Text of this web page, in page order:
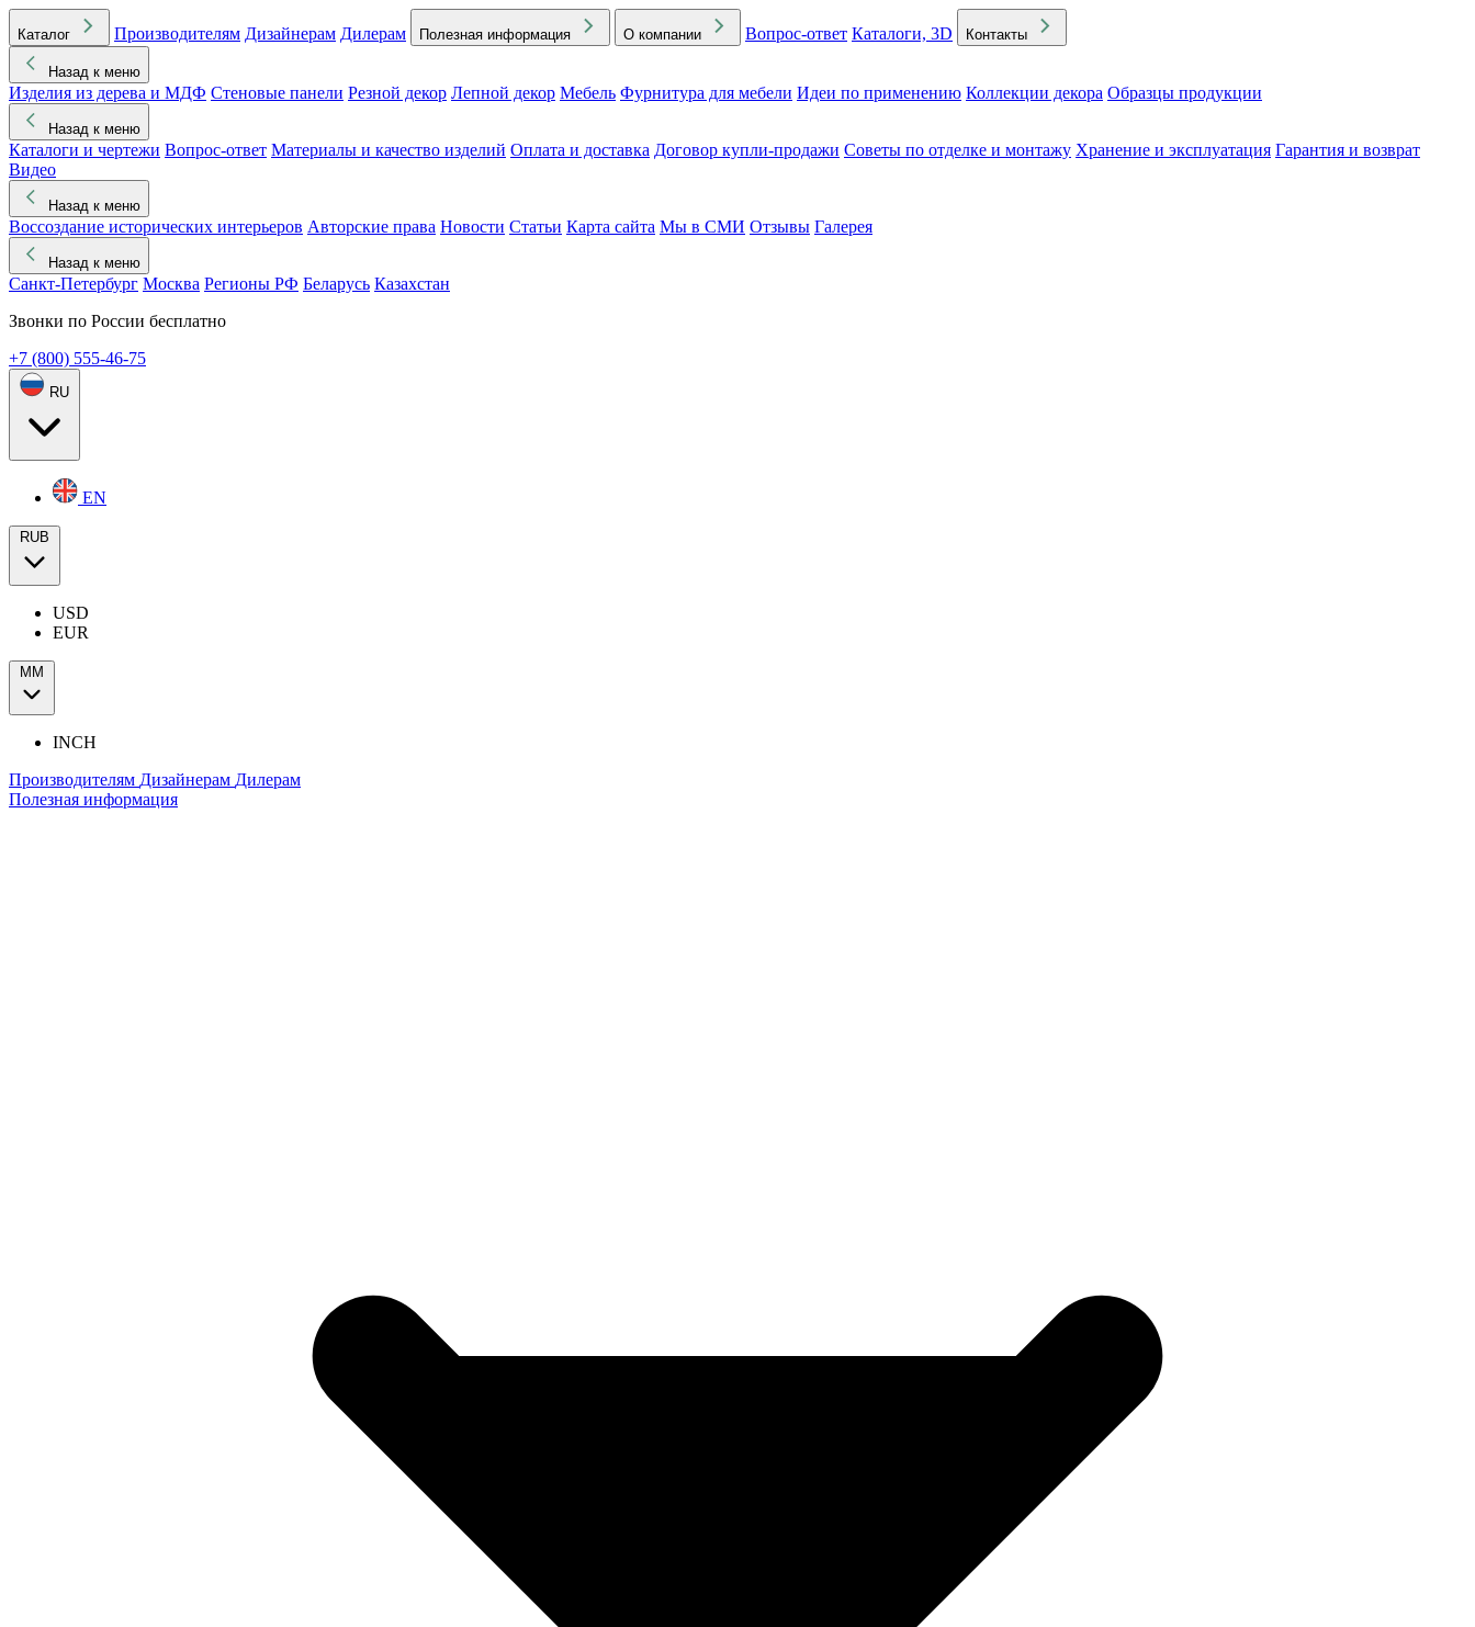
Каталог Производителям Дизайнерам Дилерам Полезная информация О компании Вопрос-ответ Каталоги, 3D Контакты
Назад к меню
Изделия из дерева и МДФ Стеновые панели Резной декор Лепной декор Мебель Фурнитура для мебели Идеи по применению Коллекции декора Образцы продукции
Назад к меню
Каталоги и чертежи Вопрос-ответ Материалы и качество изделий Оплата и доставка Договор купли-продажи Советы по отделке и монтажу Хранение и эксплуатация Гарантия и возврат
Видео
Назад к меню
Воссоздание исторических интерьеров Авторские права Новости Статьи Карта сайта Мы в СМИ Отзывы Галерея
Назад к меню
Санкт-Петербург Москва Регионы РФ Беларусь Казахстан
Звонки по России бесплатно
+7 (800) 555-46-75
RU
EN
RUB
USD
EUR
ММ
INCH
Производителям Дизайнерам Дилерам
Полезная информация